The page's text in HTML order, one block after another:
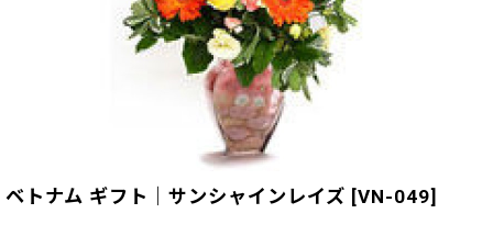
ベトナム ギフト｜サンシャインレイズ [VN-049]